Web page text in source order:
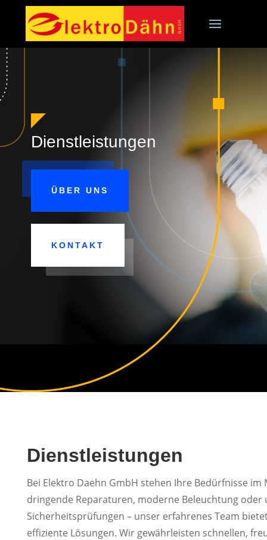
Dienstleistungen
ÜBER UNS
KONTAKT
Dienstleistungen
Bei Elektro Daehn GmbH stehen Ihre Bedürfnisse im
dringende Reparaturen, moderne Beleuchtung oder
Sicherheitsprüfungen – unser erfahrenes Team
effiziente Lösungen. Wir gewährleisten schnellen,